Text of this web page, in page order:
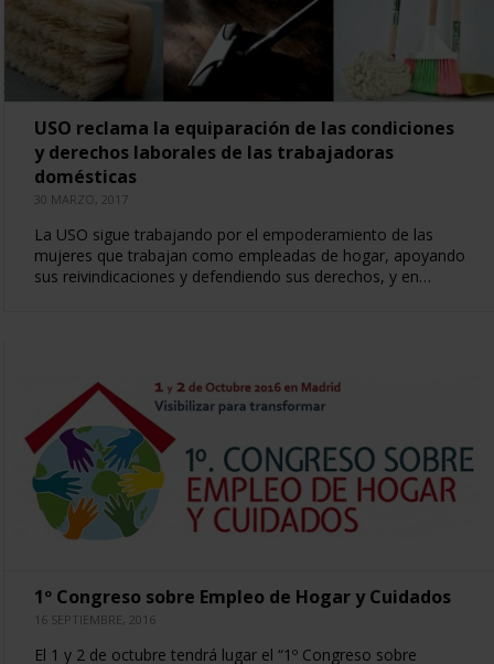
USO reclama la equiparación de las condiciones
y derechos laborales de las trabajadoras
domésticas
30 MARZO, 2017
La USO sigue trabajando por el empoderamiento de las
mujeres que trabajan como empleadas de hogar, apoyando
sus reivindicaciones y defendiendo sus derechos, y en…
1º Congreso sobre Empleo de Hogar y Cuidados
16 SEPTIEMBRE, 2016
El 1 y 2 de octubre tendrá lugar el “1º Congreso sobre